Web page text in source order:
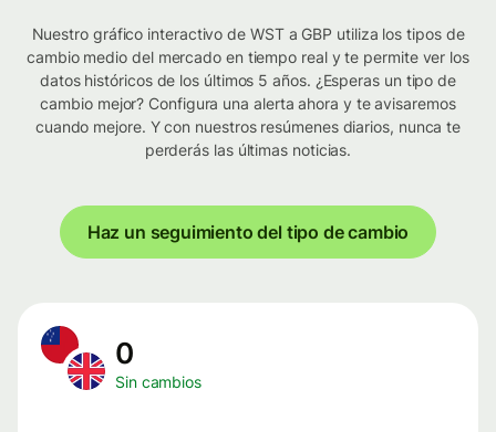
Nuestro gráfico interactivo de WST a GBP utiliza los tipos de
cambio medio del mercado en tiempo real y te permite ver los
datos históricos de los últimos 5 años. ¿Esperas un tipo de
cambio mejor? Configura una alerta ahora y te avisaremos
cuando mejore. Y con nuestros resúmenes diarios, nunca te
perderás las últimas noticias.
Haz un seguimiento del tipo de cambio
0
Sin cambios